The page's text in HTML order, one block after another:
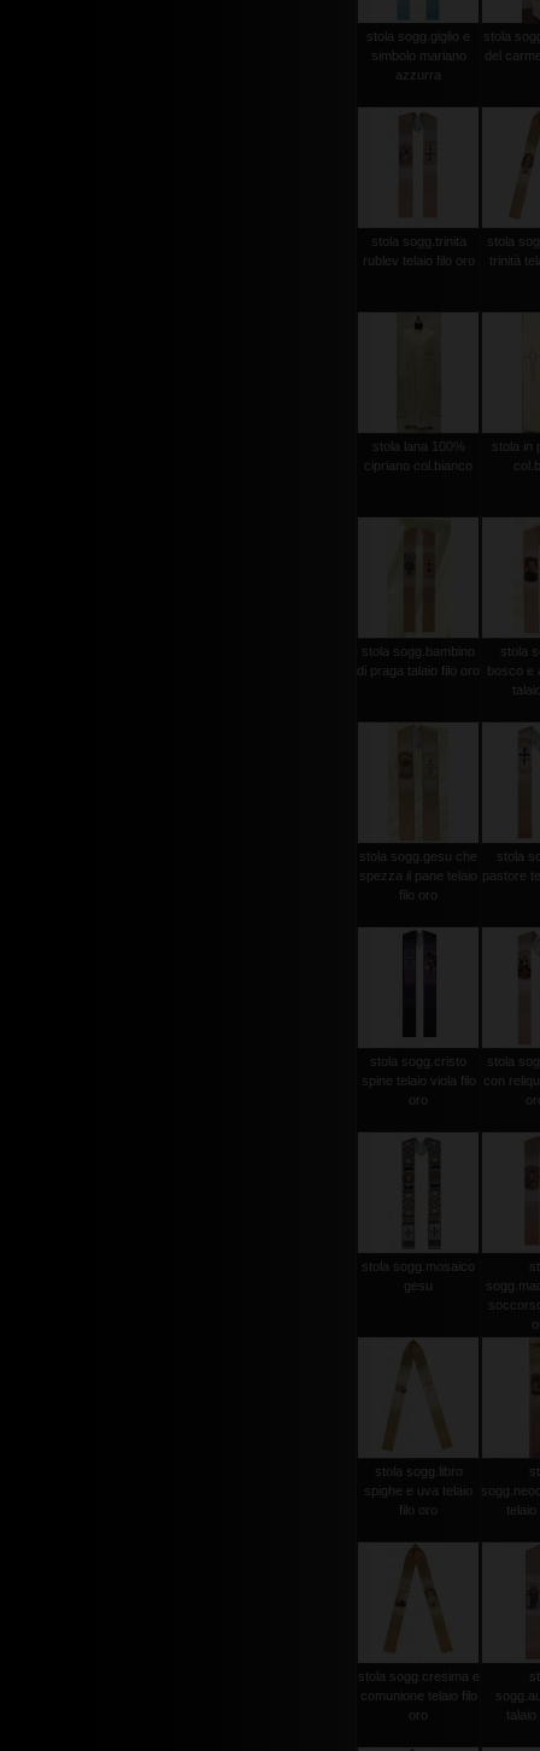
stola sogg.giglio e
simbolo mariano
azzurra
stola
del
stola sogg.trinita
rublev telaio filo oro
stola
trinità
stola lana 100%
cipriano col.bianco
stola in
stola sogg.bambino
di praga talaio filo oro
stola
bosco e
stola sogg.gesu che
spezza il pane telaio
filo oro
stola
pastore
stola sogg.cristo
spine telaio viola filo
oro
stola
con
stola sogg.mosaico
gesu
stola sogg.libro
spighe e uva telaio
filo oro
telaio
stola sogg.cresima e
comunione telaio filo
oro
talaio